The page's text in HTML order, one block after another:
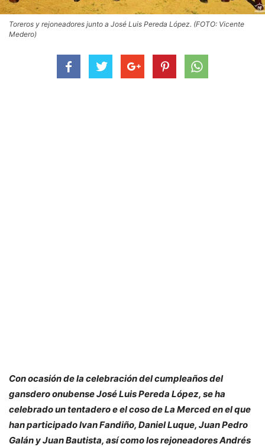
Toreros y rejoneadores junto a José Luis Pereda López. (FOTO: Vicente
Medero)
Con ocasión de la celebración del cumpleaños del
gansdero onubense José Luis Pereda López, se ha
celebrado un tentadero e el coso de La Merced en el que
han participado Ivan Fandiño, Daniel Luque, Juan Pedro
Galán y Juan Bautista, así como los rejoneadores Andrés